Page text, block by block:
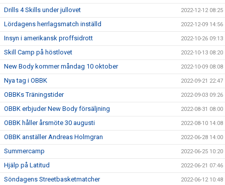
Drills 4 Skills under jullovet 2022-12-12 08:25
Lördagens herrlagsmatch inställd 2022-12-09 14:56
Insyn i amerikansk proffsidrott 2022-10-26 09:13
Skill Camp på höstlovet 2022-10-13 08:20
New Body kommer måndag 10 oktober 2022-10-09 08:08
Nya tag i OBBK 2022-09-21 22:47
OBBKs Träningstider 2022-09-03 09:26
OBBK erbjuder New Body försäljning 2022-08-31 08:00
OBBK håller årsmöte 30 augusti 2022-08-10 14:08
OBBK anställer Andreas Holmgran 2022-06-28 14:00
Summercamp 2022-06-25 10:20
Hjälp på Latitud 2022-06-21 07:46
Söndagens Streetbasketmatcher 2022-06-12 10:48